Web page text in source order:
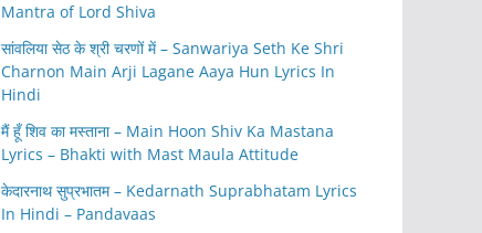
Mantra of Lord Shiva
सांवलिया सेठ के श्री चरणों में – Sanwariya Seth Ke Shri
Charnon Main Arji Lagane Aaya Hun Lyrics In
Hindi
मैं हूँ शिव का मस्ताना – Main Hoon Shiv Ka Mastana
Lyrics – Bhakti with Mast Maula Attitude
केदारनाथ सुप्रभातम – Kedarnath Suprabhatam Lyrics
In Hindi – Pandavaas